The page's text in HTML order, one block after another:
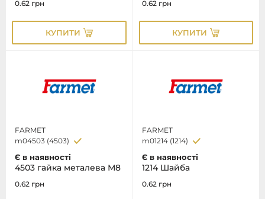
0.62 грн
КУПИТИ
0.62 грн
КУПИТИ
FARMET
m04503 (4503)
Є в наявності
4503 гайка металева М8
0.62 грн
FARMET
m01214 (1214)
Є в наявності
1214 Шайба
0.62 грн